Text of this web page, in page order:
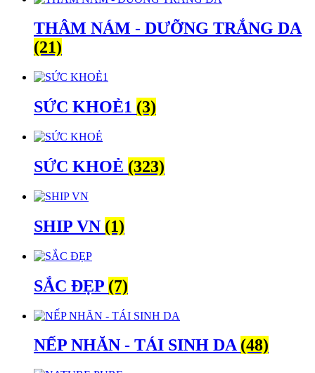
THÂM NÁM - DƯỠNG TRẮNG DA
(21)
SỨC KHOẺ1 (3)
SỨC KHOẺ (323)
SHIP VN (1)
SẮC ĐẸP (7)
NẾP NHĂN - TÁI SINH DA(48)